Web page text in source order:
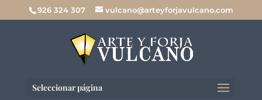
926 324 307 vulcano@arteyforjavulcano.com
Seleccionar página